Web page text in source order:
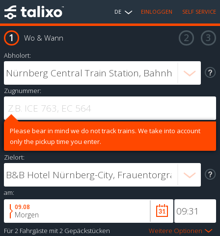
DE EINLOGGEN SELF SERVICE
Wo & Wann
Abholort:
Zugnummer:
Please bear in mind we do not track trains. We take into account
only the pickup time you enter.
Zielort:
am:
09.08
Morgen
Für2 Fahrgäste mit2 Gepäckstücken Weitere Optionen